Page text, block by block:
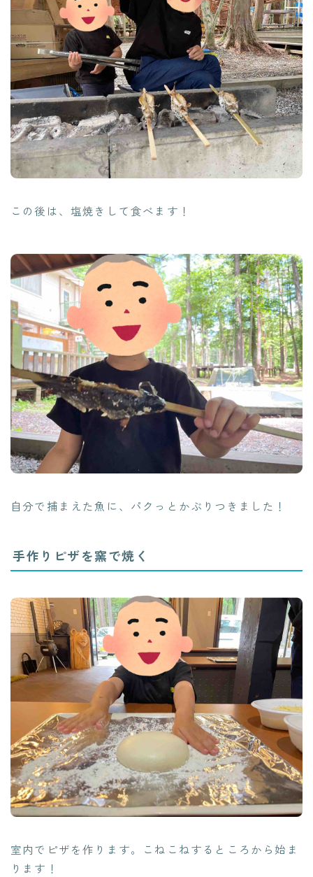
この後は、塩焼きして食べます！
自分で捕まえた魚に、パクっとかぶりつきました！
手作りピザを窯で焼く
室内でピザを作ります。こねこねするところから始ま
ります！